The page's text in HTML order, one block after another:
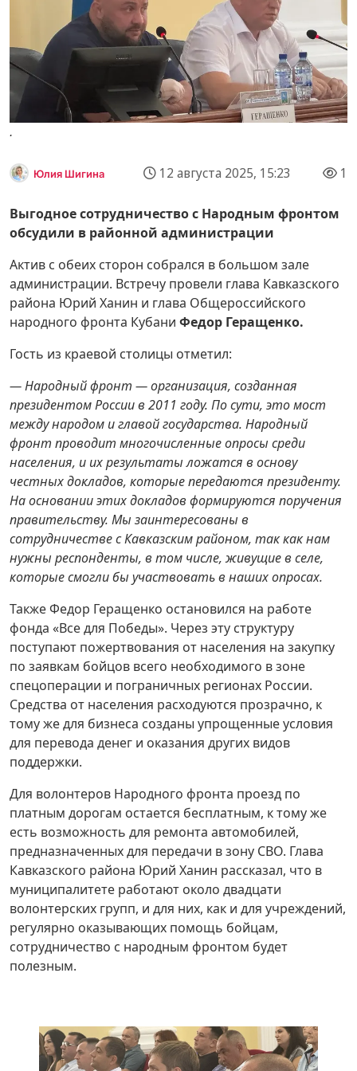
.
Юлия Шигина 12 августа 2025, 15:23 1
Выгодное сотрудничество с Народным фронтом
обсудили в районной администрации
Актив с обеих сторон собрался в большом зале
администрации. Встречу провели глава Кавказского
района Юрий Ханин и глава Общероссийского
народного фронта Кубани Федор Геращенко.
Гость из краевой столицы отметил:
— Народный фронт — организация, созданная
президентом России в 2011 году. По сути, это мост
между народом и главой государства. Народный
фронт проводит многочисленные опросы среди
населения, и их результаты ложатся в основу
честных докладов, которые передаются президенту.
На основании этих докладов формируются поручения
правительству. Мы заинтересованы в
сотрудничестве с Кавказским районом, так как нам
нужны респонденты, в том числе, живущие в селе,
которые смогли бы участвовать в наших опросах.
Также Федор Геращенко остановился на работе
фонда «Все для Победы». Через эту структуру
поступают пожертвования от населения на закупку
по заявкам бойцов всего необходимого в зоне
спецоперации и пограничных регионах России.
Средства от населения расходуются прозрачно, к
тому же для бизнеса созданы упрощенные условия
для перевода денег и оказания других видов
поддержки.
Для волонтеров Народного фронта проезд по
платным дорогам остается бесплатным, к тому же
есть возможность для ремонта автомобилей,
предназначенных для передачи в зону СВО. Глава
Кавказского района Юрий Ханин рассказал, что в
муниципалитете работают около двадцати
волонтерских групп, и для них, как и для учреждений,
регулярно оказывающих помощь бойцам,
сотрудничество с народным фронтом будет
полезным.